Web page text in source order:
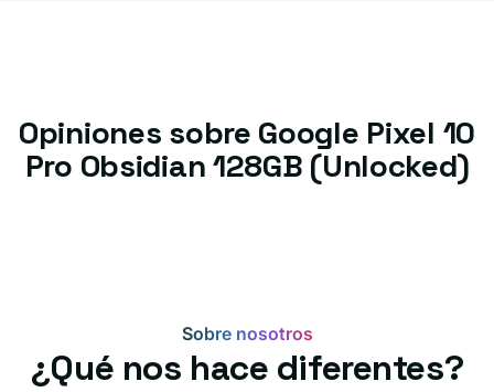
Opiniones sobre Google Pixel 10
Pro Obsidian 128GB (Unlocked)
Sobre nosotros
¿Qué nos hace diferentes?